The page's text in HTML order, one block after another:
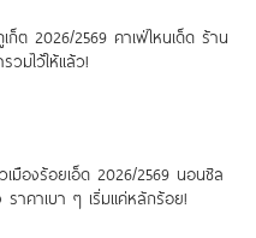
ก็ต 2026/2569 คาเฟ่ไหนเด็ด ร้าน
วมไว้ให้แล้ว!
มืองร้อยเอ็ด 2026/2569 นอนชิล
ราคาเบา ๆ เริ่มแค่หลักร้อย!